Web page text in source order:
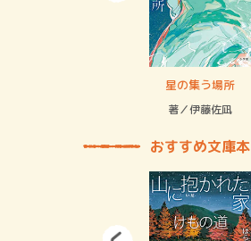
星の集う場所
著／伊藤佐凪
おすすめ文庫本